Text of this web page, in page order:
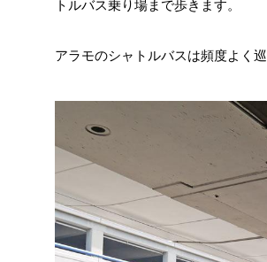
返却手続き
空港に戻る
トルバス乗り場まで歩きます。
アラモのシャトルバスは頻度よく